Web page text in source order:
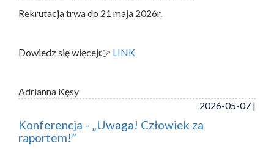
Rekrutacja trwa do 21 maja 2026r.
Dowiedz się więcej👉 LINK
Adrianna Kęsy
2026-05-07 |
Konferencja - „Uwaga! Człowiek za
raportem!”